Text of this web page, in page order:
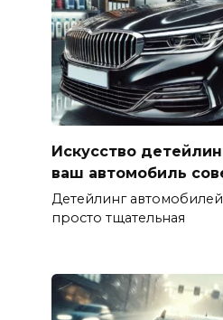
Искусство
ваш автомобиль
Детейлинг
просто тщательная